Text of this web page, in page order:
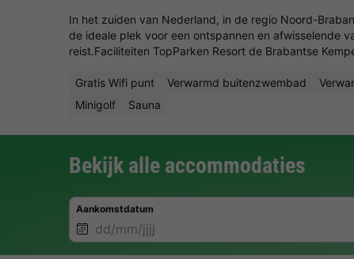
In het zuiden van Nederland, in de regio Noord-
de ideale plek voor een ontspannen en afwisselende
reist.Faciliteiten TopParken Resort de Brabantse
Gratis Wifi punt Verwarmd buitenzwembad
Minigolf
Sauna
Bekijk alle accommodaties
Aankomstdatum